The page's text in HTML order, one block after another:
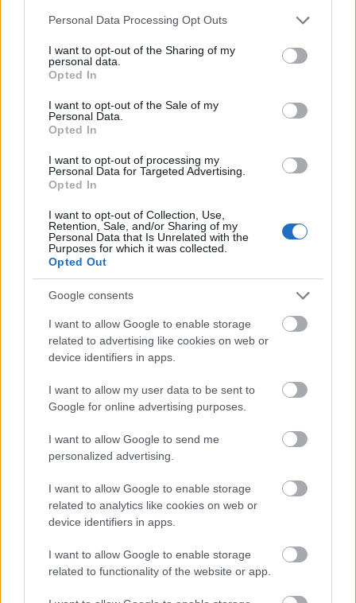
Please note that this website/app uses one or more Google
not limited to your visit or usage behaviour. You may click to
grant or deny consent to Google and its third-party tags to
use your data for below specified purposes in below Google
consent section.
Personal Data Processing Opt Outs
I want to opt-out of the Sharing of my
personal data.
Opted In
I want to opt-out of the Sale of my
Personal Data.
Opted In
I want to opt-out of processing my
Personal Data for Targeted Advertising.
Opted In
I want to opt-out of Collection, Use,
Retention, Sale, and/or Sharing of my
Personal Data that Is Unrelated with the
Purposes for which it was collected.
Opted Out
Google consents
I want to allow Google to enable storage
related to advertising like cookies on web or
device identifiers in apps.
I want to allow my user data to be sent to
Google for online advertising purposes.
I want to allow Google to send me
personalized advertising.
I want to allow Google to enable storage
related to analytics like cookies on web or
device identifiers in apps.
I want to allow Google to enable storage
related to functionality of the website or app.
polgármesteri tisztségért folyó harcban,
amelyből végül Boris Johnson került ki
győztesen.
Forrás:
Politika Zene Sajtó
ELSTARTOLT A MŰVÉSZETEK VÖLGYE
AZ EMBERSÉG ÜNNEPE